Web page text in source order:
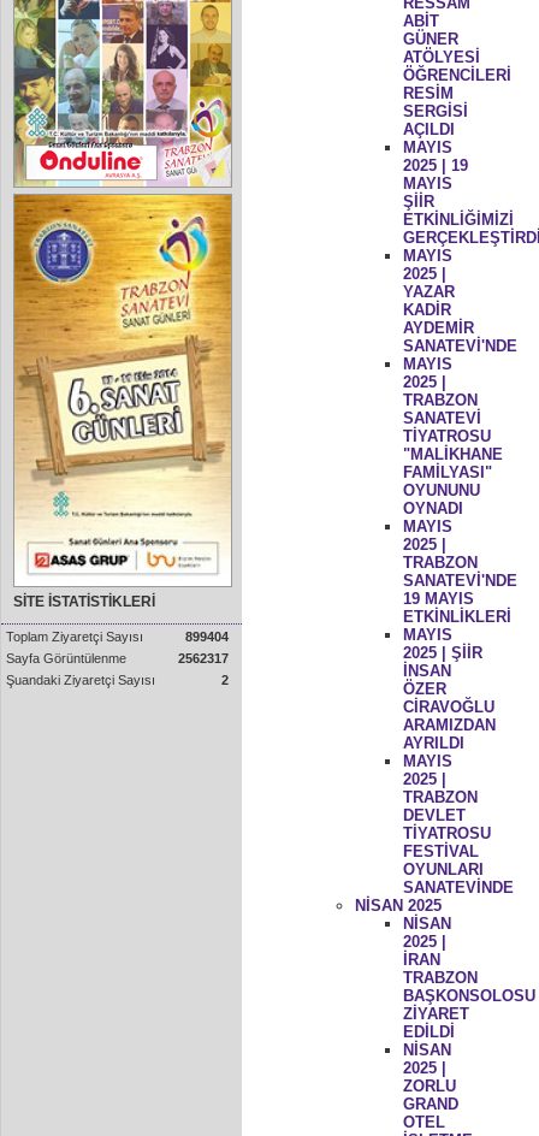
SİTE İSTATİSTİKLERİ
Toplam Ziyaretçi Sayısı
899404
Sayfa Görüntülenme
2562317
Şuandaki Ziyaretçi Sayısı
2
ABİT
GÜNER
ATÖLYESİ
ÖĞRENCİLERİ
RESİM
SERGİSİ
AÇILDI
MAYIS
2025 | 19
MAYIS
ŞİİR
ETKİNLİĞİMİZİ
MAYIS
2025 |
YAZAR
KADİR
AYDEMİR
SANATEVİ'NDE
MAYIS
2025 |
TRABZON
SANATEVİ
TİYATROSU
"MALİKHANE
FAMİLYASI"
OYUNUNU
OYNADI
MAYIS
2025 |
TRABZON
SANATEVİ'NDE
19 MAYIS
ETKİNLİKLERİ
MAYIS
2025 | ŞİİR
İNSAN
ÖZER
CİRAVOĞLU
ARAMIZDAN
AYRILDI
MAYIS
2025 |
TRABZON
DEVLET
TİYATROSU
FESTİVAL
OYUNLARI
SANATEVİNDE
NİSAN 2025
NİSAN
2025 |
İRAN
TRABZON
BAŞKONSOLOSU
ZİYARET
EDİLDİ
NİSAN
2025 |
ZORLU
GRAND
OTEL